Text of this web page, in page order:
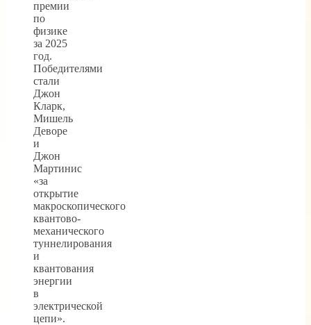
премии
по
физике
за 2025
год.
Победителями
стали
Джон
Кларк,
Мишель
Деворе
и
Джон
Мартинис
«за
открытие
макроскопического
квантово-
механического
туннелирования
и
квантования
энергии
в
электрической
цепи».